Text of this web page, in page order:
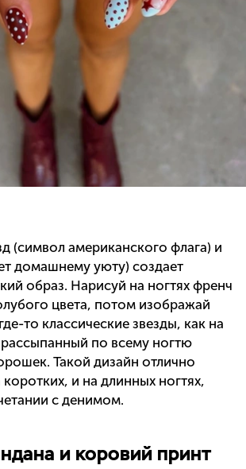
(символ американского флага) и
домашнему уюту) создает
образ. Нарисуй на ногтях френч
цвета, потом изображай
то классические звезды, как на
рассыпанный по всему ногтю
Такой дизайн отлично
и на длинных ногтях,
с денимом.
и коровий принт